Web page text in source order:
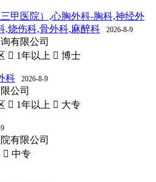
甲医院）,心胸外科-胸科,神经外
,烧伤科,骨外科,麻醉科
2026-8-9
有限公司
 1年以上  博士
科 2026-8-9
公司
 1年以上  大专
有限公司
 中专